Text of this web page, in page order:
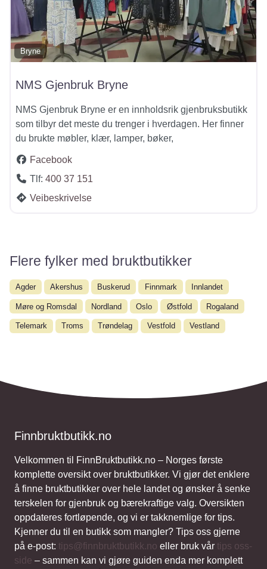
Bryne
NMS Gjenbruk Bryne
NMS Gjenbruk Bryne er en innholdsrik gjenbruksbutikk
som tilbyr det meste du trenger i hverdagen. Her finner
du brukte møbler, klær, lamper, bøker,
Facebook
Tlf: 400 37 151
Veibeskrivelse
Flere fylker med bruktbutikker
Agder Akershus Buskerud Finnmark Innlandet
Møre og Romsdal Nordland Oslo Østfold Rogaland
Telemark Troms Trøndelag Vestfold Vestland
Finnbruktbutikk.no
Velkommen til FinnBruktbutikk.no – Norges første
komplette oversikt over bruktbutikker. Vi gjør det enklere
å finne bruktbutikker over hele landet og ønsker å senke
terskelen for gjenbruk og bærekraftige valg. Oversikten
oppdateres fortløpende, og vi er takknemlige for tips.
Kjenner du til en butikk som mangler? Tips oss gjerne
på e-post: tips@finnbruktbutikk.no eller bruk vår tips oss-
side – sammen kan vi gjøre guiden enda mer komplett